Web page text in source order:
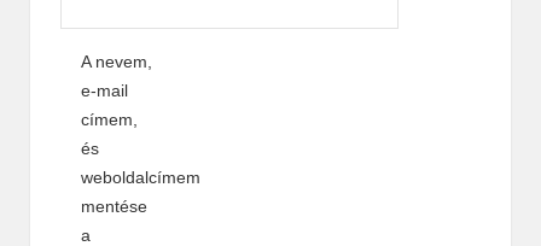
A nevem,
e-mail
címem,
és
weboldalcímem
mentése
a